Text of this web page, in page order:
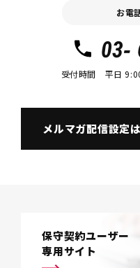
お電
03-
受付時間 平日
メルマガ配信設定
保守契約ユーザー
専用サイト